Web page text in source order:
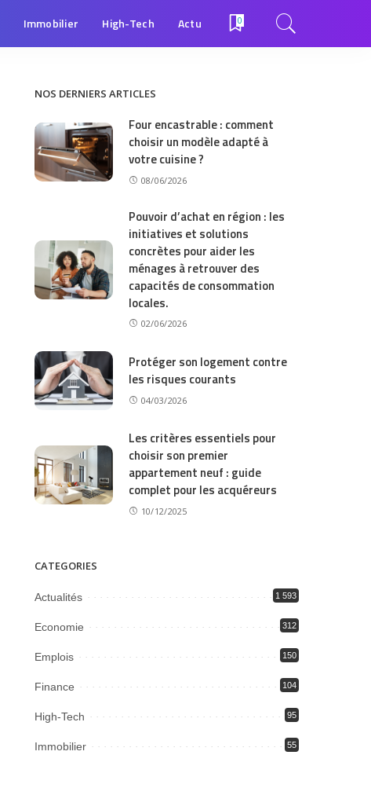
Immobilier High-Tech Actu 0
NOS DERNIERS ARTICLES
Four encastrable : comment
choisir un modèle adapté à
votre cuisine ?
08/06/2026
Pouvoir d’achat en région : les
initiatives et solutions
concrètes pour aider les
ménages à retrouver des
capacités de consommation
locales.
02/06/2026
Protéger son logement contre
les risques courants
04/03/2026
Les critères essentiels pour
choisir son premier
appartement neuf : guide
complet pour les acquéreurs
10/12/2025
CATEGORIES
Actualités 1 593
Economie 312
Emplois 150
Finance 104
High-Tech 95
Immobilier 55